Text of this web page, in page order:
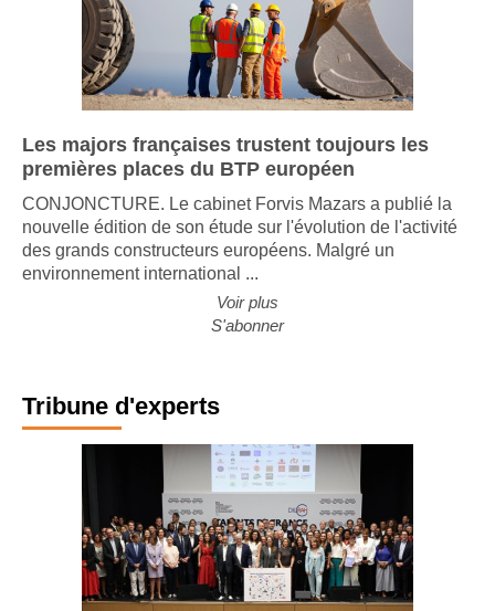
Les majors françaises trustent toujours les
premières places du BTP européen
CONJONCTURE. Le cabinet Forvis Mazars a publié la
nouvelle édition de son étude sur l'évolution de l'activité
des grands constructeurs européens. Malgré un
environnement international ...
Voir plus
S'abonner
Tribune d'experts